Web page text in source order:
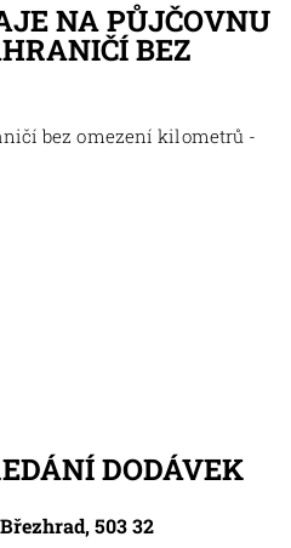
NA PŮJČOVNU
BEZ
bez omezení kilometrů -
DODÁVEK
503 32